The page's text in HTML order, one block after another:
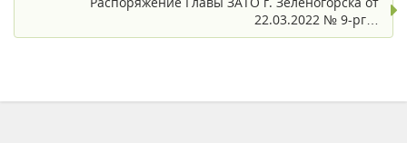
22.03.2022 № 9-рг…